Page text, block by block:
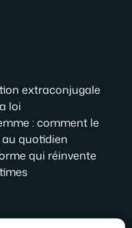
extraconjugale
loi
: comment le
quotidien
qui réinvente